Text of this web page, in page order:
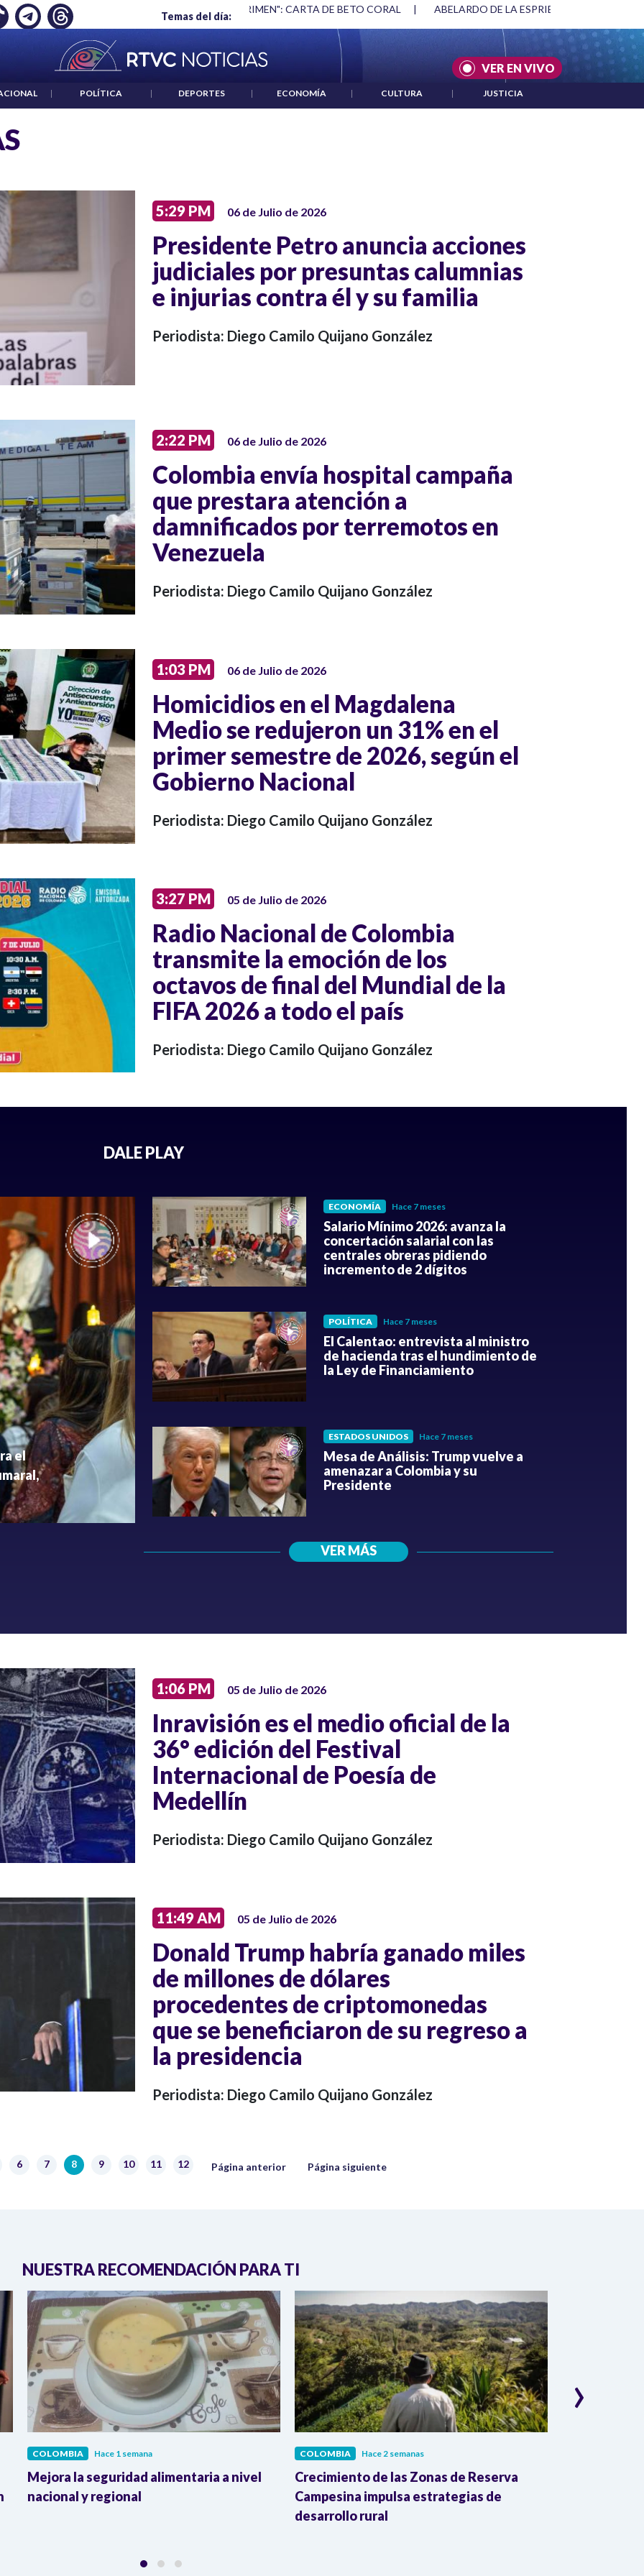
Temas del día:
UN CRIMEN": CARTA DE BETO CORAL ABELARDO DE LA ESPRIELLA Y DMG | ACUERDOS ENTRE ESTADOS UNIDOS E
VER EN VIVO
| POLÍTICA | DEPORTES | ECONOMÍA | CULTURA | JUSTICIA
5:29 PM 06 de Julio de 2026
Presidente Petro anuncia acciones
judiciales por presuntas calumnias
e injurias contra él y su familia
Periodista: Diego Camilo Quijano González
2:22 PM 06 de Julio de 2026
Colombia envía hospital campaña
que prestara atención a
damnificados por terremotos en
Venezuela
Periodista: Diego Camilo Quijano González
1:03 PM 06 de Julio de 2026
Homicidios en el Magdalena
Medio se redujeron un 31% en el
primer semestre de 2026, según el
Gobierno Nacional
Periodista: Diego Camilo Quijano González
3:27 PM 05 de Julio de 2026
Radio Nacional de Colombia
transmite la emoción de los
octavos de final del Mundial de la
FIFA 2026 a todo el país
Periodista: Diego Camilo Quijano González
DALE PLAY
el
ECONOMÍA Hace 7 meses
Salario Mínimo 2026: avanza la
concertación salarial con las
centrales obreras pidiendo
incremento de 2 dígitos
POLÍTICA Hace 7 meses
El Calentao: entrevista al ministro
de hacienda tras el hundimiento de
la Ley de Financiamiento
ESTADOS UNIDOS Hace 7 meses
Mesa de Análisis: Trump vuelve a
amenazar a Colombia y su
Presidente
VER MÁS
1:06 PM 05 de Julio de 2026
Inravisión es el medio oficial de la
36° edición del Festival
Internacional de Poesía de
Medellín
Periodista: Diego Camilo Quijano González
11:49 AM 05 de Julio de 2026
Donald Trump habría ganado miles
de millones de dólares
procedentes de criptomonedas
que se beneficiaron de su regreso a
la presidencia
Periodista: Diego Camilo Quijano González
Página
6 Página
7 Página actual
8 Página
9 Página
10 Página
11 Página
12 Página anterior
Página anterior Siguiente página
Página siguiente
NUESTRA RECOMENDACIÓN PARA TI
COLOMBIA Hace 1 semana
Mejora la seguridad alimentaria a nivel
nacional y regional
COLOMBIA Hace 2 semanas
Crecimiento de las Zonas de Reserva
Campesina impulsa estrategias de
desarrollo rural
›